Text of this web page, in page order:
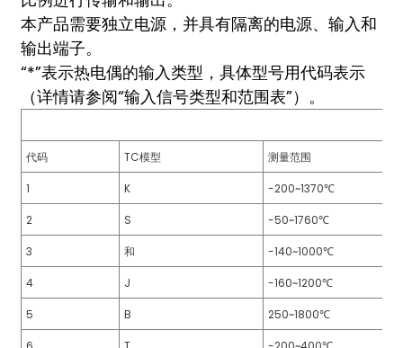
本产品需要独立电源，并具有隔离的电源、输入和
输出端子。
“*”表示热电偶的输入类型，具体型号用代码表示
（详情请参阅“输入信号类型和范围表”）。
代码 TC模型 测量范围
1 K -200~1370℃
2 S -50~1760℃
3 和 -140~1000℃
4 J -160~1200℃
5 B 250~1800℃